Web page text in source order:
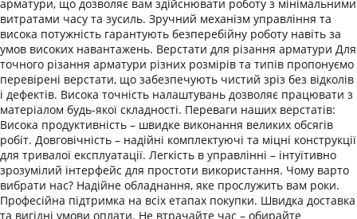
арматури, що дозволяє вам здійснювати роботу з мінімальними
витратами часу та зусиль. Зручний механізм управління та
висока потужність гарантують безперебійну роботу навіть за
умов високих навантажень. Верстати для різання арматури Для
точного різання арматури різних розмірів та типів пропонуємо
перевірені верстати, що забезпечують чистий зріз без відколів
і дефектів. Висока точність налаштувань дозволяє працювати з
матеріалом будь-якої складності. Переваги наших верстатів:
Висока продуктивність – швидке виконання великих обсягів
робіт. Довговічність – надійні комплектуючі та міцні конструкції
для тривалої експлуатації. Легкість в управлінні – інтуїтивно
зрозумілий інтерфейс для простоти використання. Чому варто
вибрати нас? Надійне обладнання, яке прослужить вам роки.
Професійна підтримка на всіх етапах покупки. Швидка доставка
та вигідні умови оплати. Не втрачайте час – обирайте